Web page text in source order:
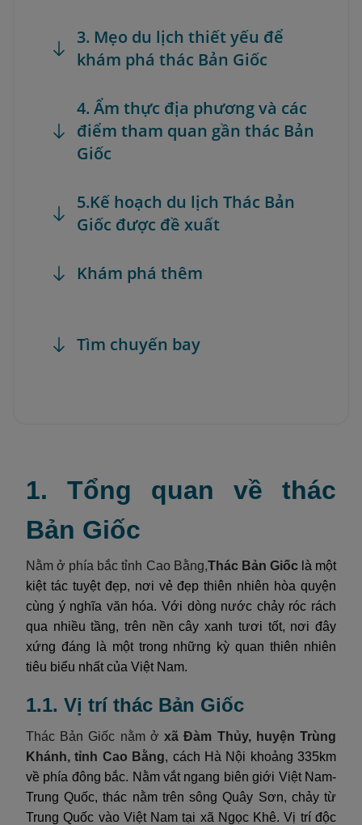
3. Mẹo du lịch thiết yếu để
khám phá thác Bản Giốc
4. Ẩm thực địa phương và các
điểm tham quan gần thác Bản
Giốc
5.Kế hoạch du lịch Thác Bản
Giốc được đề xuất
Khám phá thêm
Tìm chuyến bay
1. Tổng quan về thác
Bản Giốc
Nằm ở phía bắc tỉnh Cao Bằng,Thác Bản Giốc là một
kiệt tác tuyệt đẹp, nơi vẻ đẹp thiên nhiên hòa quyện
cùng ý nghĩa văn hóa. Với dòng nước chảy róc rách
qua nhiều tầng, trên nền cây xanh tươi tốt, nơi đây
xứng đáng là một trong những kỳ quan thiên nhiên
tiêu biểu nhất của Việt Nam.
1.1. Vị trí thác Bản Giốc
Thác Bản Giốc nằm ởxã Đàm Thủy, huyện Trùng
Khánh, tỉnh Cao Bằng, cách Hà Nội khoảng 335km
về phía đông bắc. Nằm vắt ngang biên giới Việt Nam-
Trung Quốc, thác nằm trên sông Quây Sơn, chảy từ
Trung Quốc vào Việt Nam tại xã Ngọc Khê. Vị trí độc